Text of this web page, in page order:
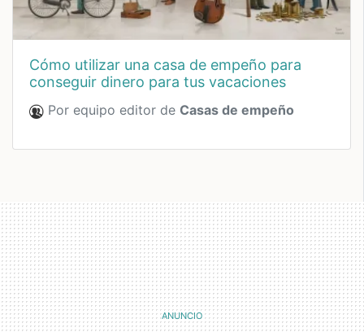
cómo utilizar una casa de empeño para
conseguir dinero para tus vacaciones
Por equipo editor de Casas de empeño